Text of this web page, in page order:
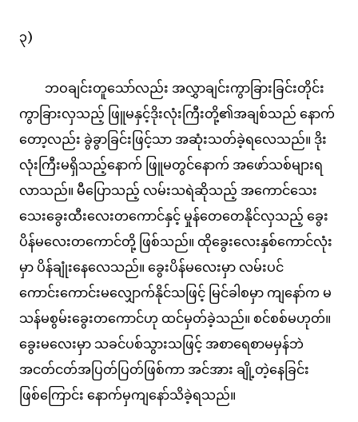
၃)
ဘဝချင်းတူသော်လည်း အလွှာချင်းကွာခြားခြင်းတိုင်း
ကွာခြားလှသည့် ဖြူမနှင့်ဒိုးလုံးကြီးတို့၏အချစ်သည် နောက်
တော့လည်း ခွဲခွာခြင်းဖြင့်သာ အဆုံးသတ်ခဲ့ရလေသည်။ ဒိုး
လုံးကြီးမရှိသည့်နောက် ဖြူမတွင်နောက် အဖော်သစ်များရ
လာသည်။ မီပြောသည့် လမ်းသရဲဆိုသည့် အကောင်သေး
သေးခွေးထီးလေးတကောင်နှင့် မှုန်တေတေနိုင်လှသည့် ခွေး
ပိန်မလေးတကောင်တို့ ဖြစ်သည်။ ထိုခွေးလေးနှစ်ကောင်လုံး
မှာ ပိန်ချုံးနေလေသည်။ ခွေးပိန်မလေးမှာ လမ်းပင်
ကောင်းကောင်းမလျှောက်နိုင်သဖြင့် မြင်ခါစမှာ ကျနော်က မ
သန်မစွမ်းခွေးတကောင်ဟု ထင်မှတ်ခဲ့သည်။ စင်စစ်မဟုတ်။
ခွေးမလေးမှာ သခင်ပစ်သွားသဖြင့် အစာရေစာမမှန်ဘဲ
အငတ်ငတ်အပြတ်ပြတ်ဖြစ်ကာ အင်အား ချို့တဲ့နေခြင်း
ဖြစ်ကြောင်း နောက်မှကျနော်သိခဲ့ရသည်။